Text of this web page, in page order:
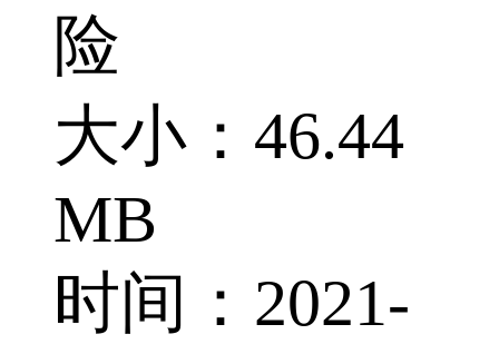
险
大小：46.44
MB
时间：2021-